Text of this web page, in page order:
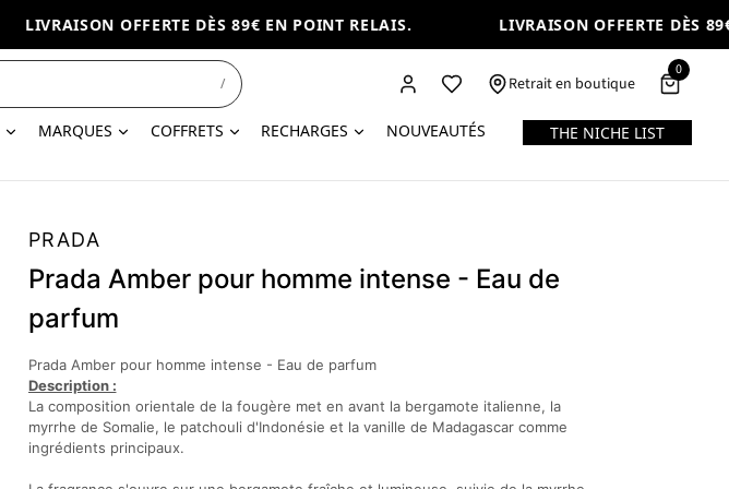
LIVRAISON OFFERTE DÈS 89€ EN POINT RELAIS. LIVRAISON OFFERTE DÈS 89€
/ Retrait en boutique
0
MARQUES COFFRETS RECHARGES NOUVEAUTÉS
THE NICHE LIST
PRADA
Prada Amber pour homme intense - Eau de
parfum
Prada Amber pour homme intense - Eau de parfum
Description :
La composition orientale de la fougère met en avant la bergamote italienne, la
myrrhe de Somalie, le patchouli d'Indonésie et la vanille de Madagascar comme
ingrédients principaux.